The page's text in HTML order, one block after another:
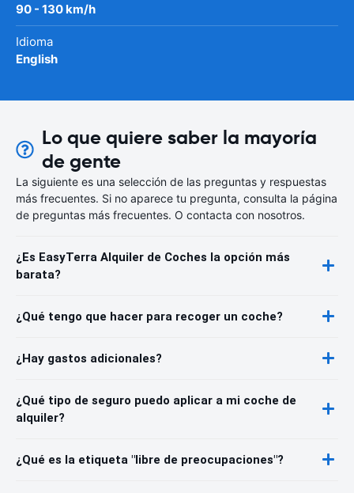
90 - 130 km/h
Idioma
English
Lo que quiere saber la mayoría
de gente
La siguiente es una selección de las preguntas y respuestas
más frecuentes. Si no aparece tu pregunta, consulta la página
de preguntas más frecuentes. O contacta con nosotros.
¿Es EasyTerra Alquiler de Coches la opción más
barata?
¿Qué tengo que hacer para recoger un coche?
¿Hay gastos adicionales?
¿Qué tipo de seguro puedo aplicar a mi coche de
alquiler?
¿Qué es la etiqueta "libre de preocupaciones"?